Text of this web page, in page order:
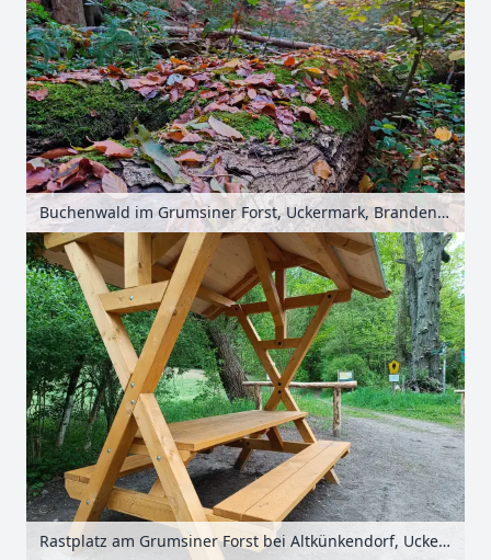
Buchenwald im Grumsiner Forst, Uckermark, Brandenburg, Deutschland
Rastplatz am Grumsiner Forst bei Altkünkendorf, Uckermark, Brandenburg, Deutschland